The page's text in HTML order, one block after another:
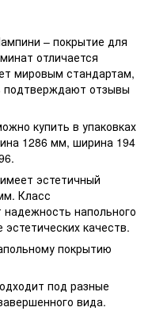
– покрытие для
отличается
мировым стандартам,
подтверждают отзывы
купить в упаковках
1286 мм, ширина 194
эстетичный
Класс
надежность напольного
качеств.
покрытию
под разные
вида.